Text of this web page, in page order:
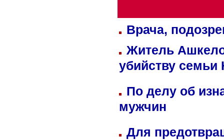
Врача,
Житель
убийству семьи
По делу об
мужчин
Для